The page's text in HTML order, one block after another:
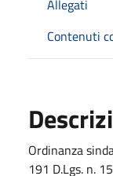
Allegati
Contenuti
Ordinanza
191 D.Lgs. n.